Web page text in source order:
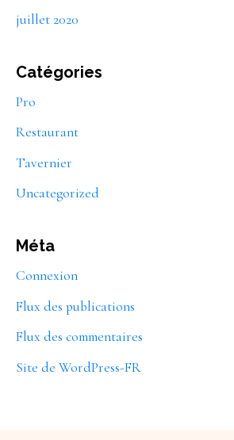
juillet 2020
Catégories
Pro
Restaurant
Tavernier
Uncategorized
Méta
Connexion
Flux des publications
Flux des commentaires
Site de WordPress-FR